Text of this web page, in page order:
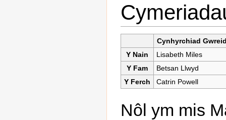
Cynhyrchiad
Y Nain
Lisabeth Miles
Y Fam
Betsan Llwyd
Y Ferch
Catrin Powell
Nôl ym mis